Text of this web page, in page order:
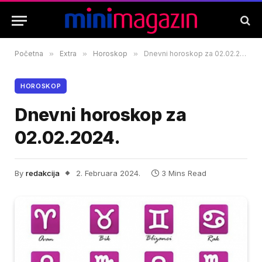
Početna » Extra » Horoskop » Dnevni horoskop za 02.02.2024.
HOROSKOP
Dnevni horoskop za
02.02.2024.
By redakcija 2. Februara 2024. 3 Mins Read